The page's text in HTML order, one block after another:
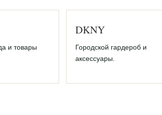
и товары
DKNY
Городской гардероб и
аксессуары.